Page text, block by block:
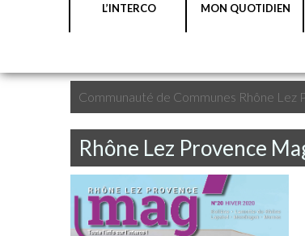
L’INTERCO MON QUOTIDIEN
Communauté de Communes Rhône Lez
Rhône Lez Provence